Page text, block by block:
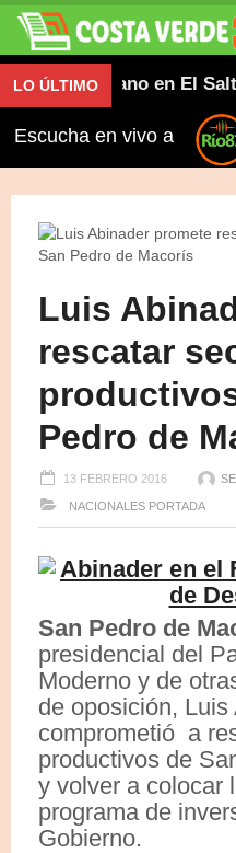
LO ÚLTIMO
urbano en El
Escucha en vivo a
Luis
rescatar
Pedro de
13 FEBRERO 2016
NACIONALES PORTADA
San Pedro de
presidencial del
Moderno y de
de oposición, Luis
comprometió a
productivos de
y volver a colocar
programa de
Gobierno.